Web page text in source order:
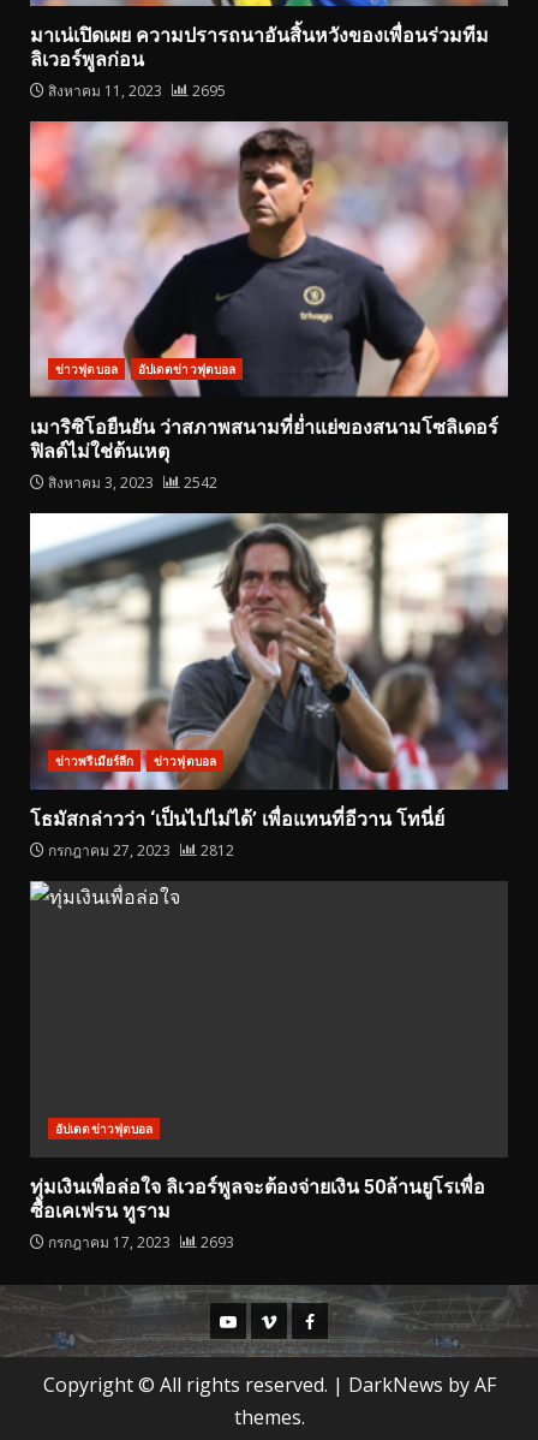
มาเน่เปิดเผย ความปรารถนาอันสิ้นหวังของเพื่อนร่วมทีม
ลิเวอร์พูลก่อน
สิงหาคม 11, 2023 2695
ข่าวฟุตบอล อัปเดตข่าวฟุตบอล
เมาริซิโอยืนยัน ว่าสภาพสนามที่ย่ำแย่ของสนามโซลิเดอร์
ฟิลด์ไม่ใช่ต้นเหตุ
สิงหาคม 3, 2023 2542
ข่าวพรีเมียร์ลีก ข่าวฟุตบอล
โธมัสกล่าวว่า ‘เป็นไปไม่ได้’ เพื่อแทนที่อีวาน โทนี่ย์
กรกฎาคม 27, 2023 2812
อัปเดตข่าวฟุตบอล
ทุ่มเงินเพื่อล่อใจ ลิเวอร์พูลจะต้องจ่ายเงิน 50ล้านยูโรเพื่อ
ซื้อเคเฟรน ทูราม
กรกฎาคม 17, 2023 2693
YoutubeVimeoFacebook
Copyright © All rights reserved. | DarkNews by AF
themes.